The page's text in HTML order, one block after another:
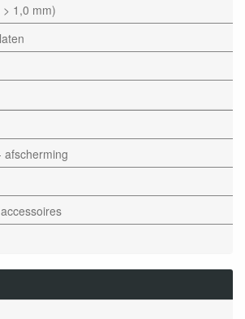
> 1,0 mm)
afscherming